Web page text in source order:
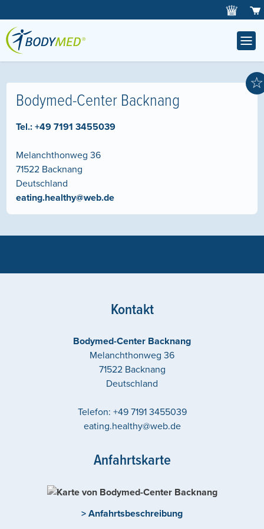
☆
Bodymed-Center Backnang
Tel.:+49 7191 3455039
Melanchthonweg 36
71522 Backnang
Deutschland
eating.healthy@web.de
Kontakt
Bodymed-Center Backnang
Melanchthonweg 36
71522 Backnang
Deutschland
Telefon: +49 7191 3455039
eating.healthy@web.de
Anfahrtskarte
> Anfahrtsbeschreibung